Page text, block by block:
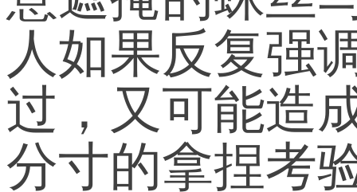
人如果反复强
过，又可能造
分寸的拿捏考